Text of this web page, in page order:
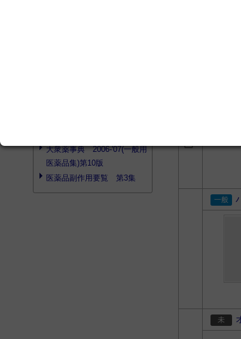
大衆薬事典 2006-'07(一般用
医薬品集)第10版
医薬品副作用要覧 第3集